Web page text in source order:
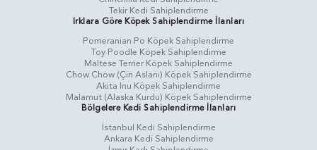
Tekir Kedi Sahiplendirme
Irklara Göre Köpek Sahiplendirme İlanları
Pomeranian Po Köpek Sahiplendirme
Toy Poodle Köpek Sahiplendirme
Maltese Terrier Köpek Sahiplendirme
Chow Chow (Çin Aslanı) Köpek Sahiplendirme
Akita Inu Köpek Sahiplendirme
Malamut (Alaska Kurdu) Köpek Sahiplendirme
Bölgelere Kedi Sahiplendirme İlanları
İstanbul Kedi Sahiplendirme
Ankara Kedi Sahiplendirme